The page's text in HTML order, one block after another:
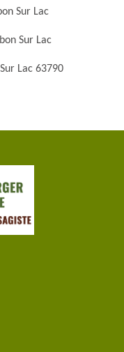
Sur Lac
Sur Lac
Lac 63790